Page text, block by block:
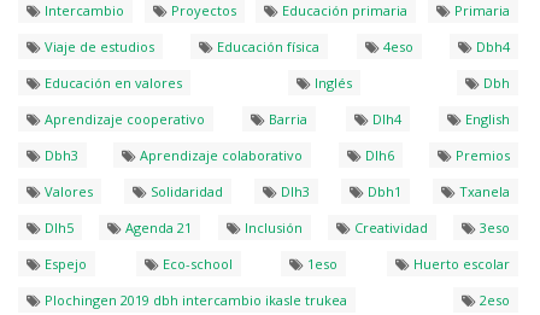
Intercambio
Proyectos Educación primaria
Primaria
Viaje de estudios
Educación física 4eso
Dbh4
Educación en valores
Inglés
Dbh
Aprendizaje cooperativo
Barria Dlh4
English
Dbh3
Aprendizaje colaborativo Dlh6
Premios
Valores
Solidaridad Dlh3 Dbh1
Txanela
Dlh5
Agenda 21 Inclusión Creatividad
3eso
Espejo
Eco-school 1eso
Huerto escolar
Plochingen 2019 dbh intercambio ikasle trukea
2eso